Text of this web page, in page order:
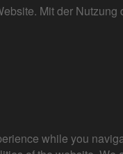
Mit der
while you